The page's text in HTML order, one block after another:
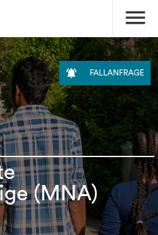
menu
 FALLANFRAGE
(MNA)